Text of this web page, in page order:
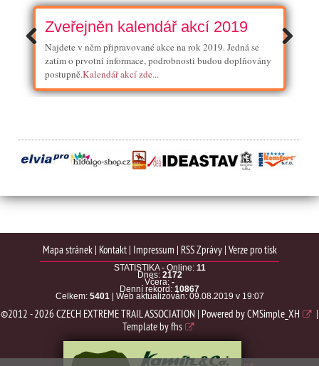
Zveřejněn kalendář akcí 2019
Najdete v něm připravované akce na rok 2019. Jedná se
zatím o prvotní informace, podrobnosti budou doplňovány
postupně.Kalendář akcí zde...
Mapa stránek| Kontakt| Impressum | RSS Zprávy| Verze pro tisk
STATISTIKA - Online: 11
Dnes: 2172
Včera: -
Denní rekord: 10867
Celkem: 5401 | Web aktualizován: 09.08.2019 v 19:07
©2012 - 2026 CZECH EXTREME TRAIL ASSOCIATION | Powered byCMSimple_XH
|
Template byfhs